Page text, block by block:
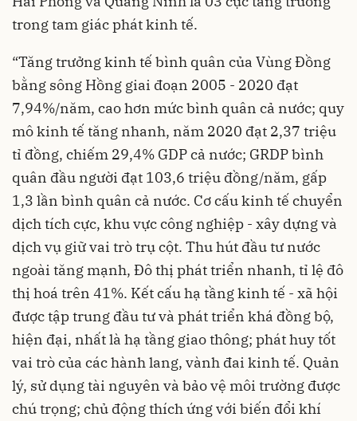
trong tam giác phát kinh tế.
“Tăng trưởng kinh tế bình quân của Vùng Đồng
bằng sông Hồng giai đoạn 2005 - 2020 đạt
7,94%/năm, cao hơn mức bình quân cả nước; quy
mô kinh tế tăng nhanh, năm 2020 đạt 2,37 triệu
tỉ đồng, chiếm 29,4% GDP cả nước; GRDP bình
quân đầu người đạt 103,6 triệu đồng/năm, gấp
1,3 lần bình quân cả nước. Cơ cấu kinh tế chuyển
dịch tích cực, khu vực công nghiệp - xây dựng và
dịch vụ giữ vai trò trụ cột. Thu hút đầu tư nước
ngoài tăng mạnh, Đô thị phát triển nhanh, tỉ lệ đô
thị hoá trên 41%. Kết cấu hạ tầng kinh tế - xã hội
được tập trung đầu tư và phát triển khá đồng bộ,
hiện đại, nhất là hạ tầng giao thông; phát huy tốt
vai trò của các hành lang, vành đai kinh tế. Quản
lý, sử dụng tài nguyên và bảo vệ môi trường được
chú trọng; chủ động thích ứng với biến đổi khí